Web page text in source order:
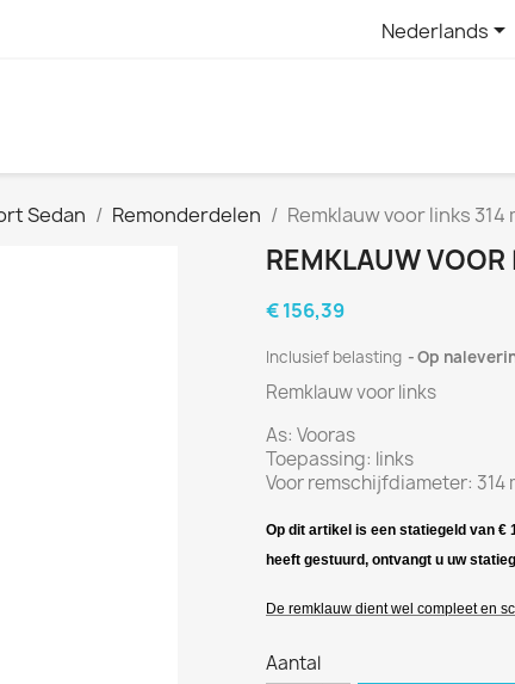
Nederlands
Sedan Remonderdelen Remklauw voor links 314
REMKLAUW
€ 156,39
Inclusief belasting Op
Remklauw voor links
As: Vooras
Toepassing: links
Voorremschijfdiameter: 314
Op dit artikel is een statiegeld van
heeft gestuurd, ontvangt u uw
De remklauw dient wel compleet en
Aantal